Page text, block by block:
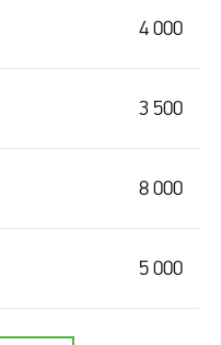
4 000
3 500
8 000
5 000